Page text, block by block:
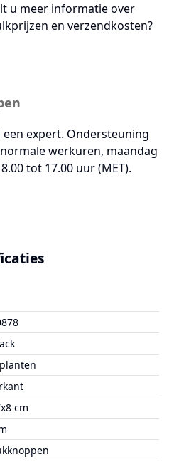
u meer informatie over
en verzendkosten?
een expert. Ondersteuning
werkuren, maandag
tot 17.00 uur (MET).
cm